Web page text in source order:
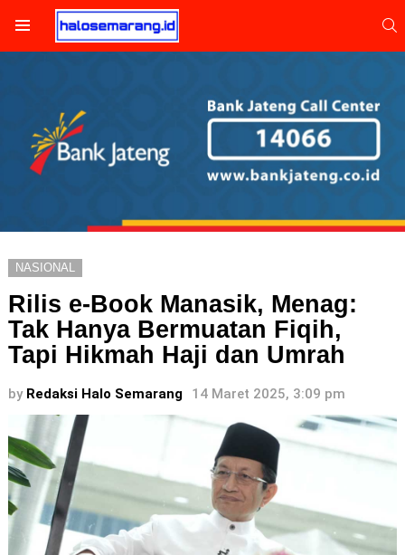
NASIONAL
Rilis e-Book Manasik, Menag:
Tak Hanya Bermuatan Fiqih,
Tapi Hikmah Haji dan Umrah
by Redaksi Halo Semarang 14 Maret 2025, 3:09 pm